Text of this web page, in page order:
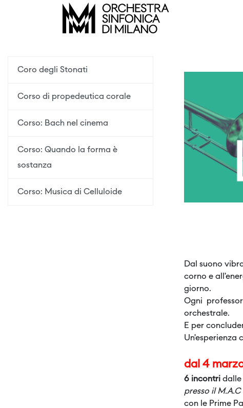
Coro degli Stonati
Corso di propedeutica corale
Corso: Bach nel cinema
Corso: Quando la forma è
sostanza
Corso: Musica di Celluloide
Dal suono
corno e
giorno.
Ogni
orchestrale.
E per
dal 4
6 incontridalle
presso il
con le Prime